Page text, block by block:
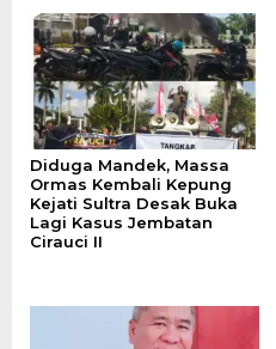
Diduga Mandek, Massa
Ormas Kembali Kepung
Kejati Sultra Desak Buka
Lagi Kasus Jembatan
Cirauci II